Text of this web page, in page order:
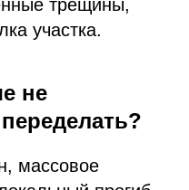
трещины,
участка.
не
массовое